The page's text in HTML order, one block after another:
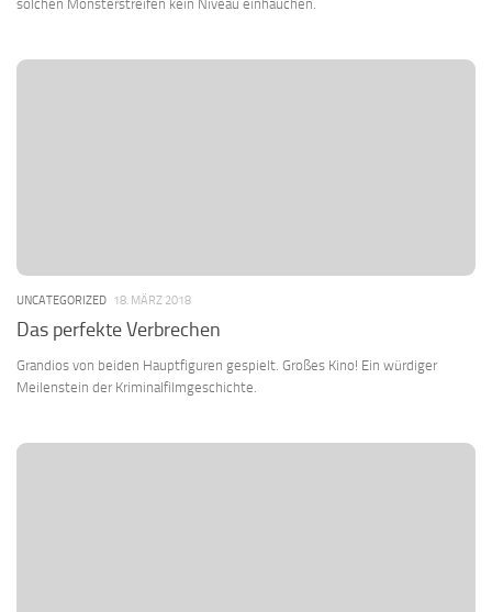
solchen Monsterstreifen kein Niveau einhauchen.
UNCATEGORIZED 18. MÄRZ 2018
Das perfekte Verbrechen
Grandios von beiden Hauptfiguren gespielt. Großes Kino! Ein würdiger
Meilenstein der Kriminalfilmgeschichte.